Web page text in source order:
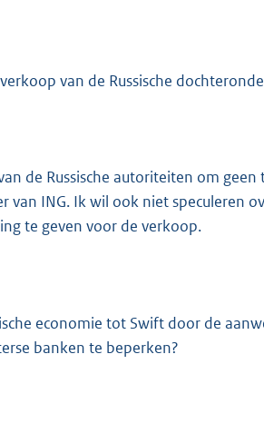
van de Russische
de Russische autoriteiten om
van ING. Ik wil ook niet speculeren
te geven voor de verkoop.
economie tot Swift door de
banken te beperken?